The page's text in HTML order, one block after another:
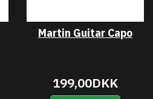
Martin Guitar Capo
199,00DKK